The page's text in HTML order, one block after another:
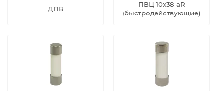
ДПВ
ПВЦ 10x38 aR
(быстродействующие)